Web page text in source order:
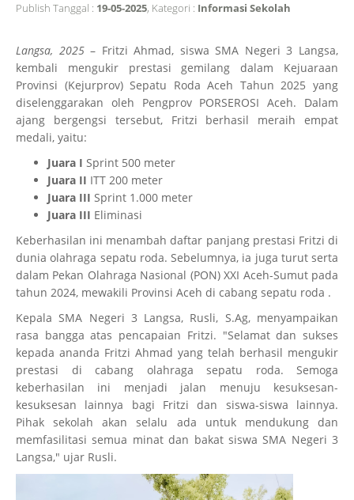
Publish Tanggal : 19-05-2025, Kategori : Informasi Sekolah
Langsa, 2025– Fritzi Ahmad, siswa SMA Negeri 3 Langsa,
kembali mengukir prestasi gemilang dalam Kejuaraan
Provinsi (Kejurprov) Sepatu Roda Aceh Tahun 2025 yang
diselenggarakan oleh Pengprov PORSEROSI Aceh. Dalam
ajang bergengsi tersebut, Fritzi berhasil meraih empat
medali, yaitu:
Juara I Sprint 500 meter
Juara II ITT 200 meter
Juara III Sprint 1.000 meter
Juara III Eliminasi
Keberhasilan ini menambah daftar panjang prestasi Fritzi di
dunia olahraga sepatu roda. Sebelumnya, ia juga turut serta
dalam Pekan Olahraga Nasional (PON) XXI Aceh-Sumut pada
tahun 2024, mewakili Provinsi Aceh di cabang sepatu roda .
Kepala SMA Negeri 3 Langsa, Rusli, S.Ag, menyampaikan
rasa bangga atas pencapaian Fritzi. "Selamat dan sukses
kepada ananda Fritzi Ahmad yang telah berhasil mengukir
prestasi di cabang olahraga sepatu roda. Semoga
keberhasilan ini menjadi jalan menuju kesuksesan-
kesuksesan lainnya bagi Fritzi dan siswa-siswa lainnya.
Pihak sekolah akan selalu ada untuk mendukung dan
memfasilitasi semua minat dan bakat siswa SMA Negeri 3
Langsa," ujar Rusli.